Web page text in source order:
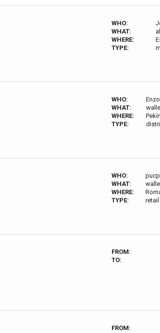
WHO:
WHAT:
WHERE:
TYPE:
WHO:
Enzo
WHAT:
walle
WHERE:
TYPE:
WHO:
pucp
WHAT:
WHERE:
TYPE:
retail
FROM:
TO:
FROM: